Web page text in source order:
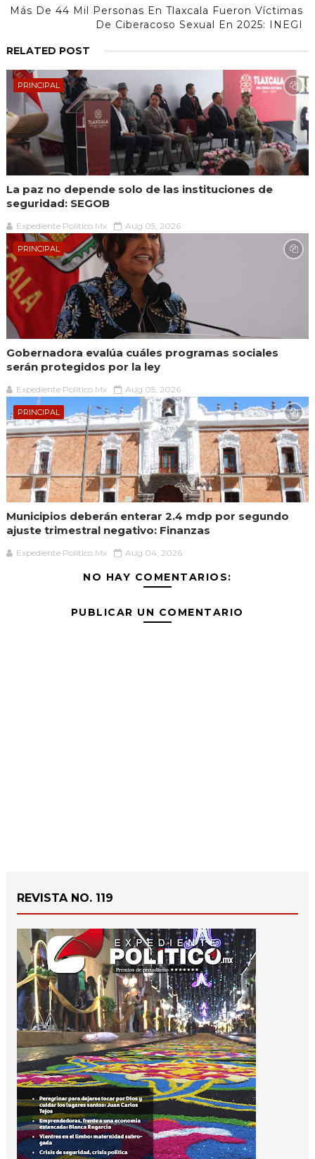
Más De 44 Mil Personas En Tlaxcala Fueron Víctimas
De Ciberacoso Sexual En 2025: INEGI
RELATED POST
PRINCIPAL
La paz no depende solo de las instituciones de
seguridad: SEGOB
Expediente Político.Mx Aug 05, 2026
PRINCIPAL
Gobernadora evalúa cuáles programas sociales
serán protegidos por la ley
Expediente Político.Mx Aug 05, 2026
PRINCIPAL
Municipios deberán enterar 2.4 mdp por segundo
ajuste trimestral negativo: Finanzas
Expediente Político.Mx Aug 04, 2026
NO HAY COMENTARIOS:
PUBLICAR UN COMENTARIO
REVISTA NO. 119